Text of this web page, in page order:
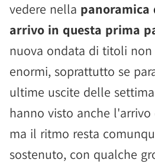
vedere nella panoramica
arrivo in questa prima
nuova ondata di titoli non
enormi, soprattutto se
ultime uscite delle
hanno visto anche l'arrivo
ma il ritmo resta
sostenuto, con qualche